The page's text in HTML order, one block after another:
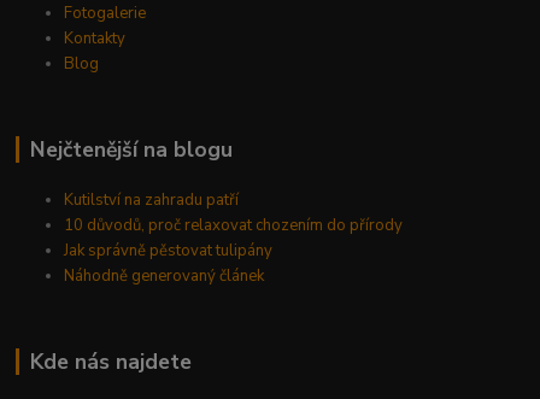
Fotogalerie
Kontakty
Blog
Nejčtenější na blogu
Kutilství na zahradu patří
10 důvodů, proč relaxovat chozením do přírody
Jak správně pěstovat tulipány
Náhodně generovaný článek
Kde nás najdete